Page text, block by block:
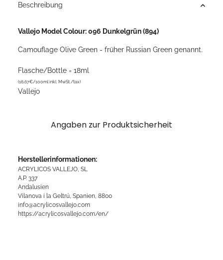
Beschreibung
Vallejo Model Colour: 096 Dunkelgrün (894)
Camouflage Olive Green - früher Russian Green genannt.
Flasche/Bottle = 18ml
(16,67€/100ml inkl. MwSt./tax)
Vallejo
Angaben zur Produktsicherheit
Herstellerinformationen:
ACRYLICOS VALLEJO, SL
A.P. 337
Andalusien
Vilanova i la Geltrú, Spanien, 8800
info@acrylicosvallejo.com
https://acrylicosvallejo.com/en/